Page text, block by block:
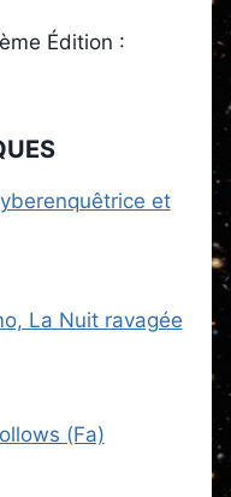
Édition :
et
La Nuit ravagée
(Fa)